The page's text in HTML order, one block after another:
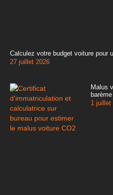
Calculez votre budget voiture pour
27 juillet 2026
Malus
1 juillet